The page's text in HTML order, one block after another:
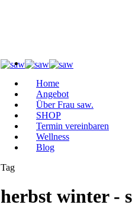
Home
Angebot
Über Frau saw.
SHOP
Termin vereinbaren
Wellness
Blog
Tag
herbst winter -